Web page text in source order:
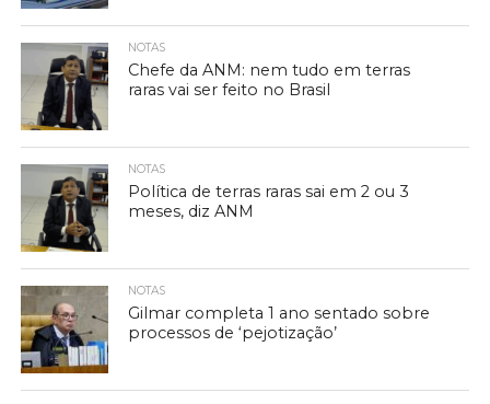
NOTAS
Chefe da ANM: nem tudo em terras
raras vai ser feito no Brasil
NOTAS
Política de terras raras sai em 2 ou 3
meses, diz ANM
NOTAS
Gilmar completa 1 ano sentado sobre
processos de ‘pejotização’